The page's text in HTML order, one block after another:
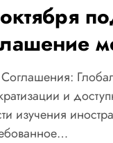
Ayoli»
РФ.
и
изучения